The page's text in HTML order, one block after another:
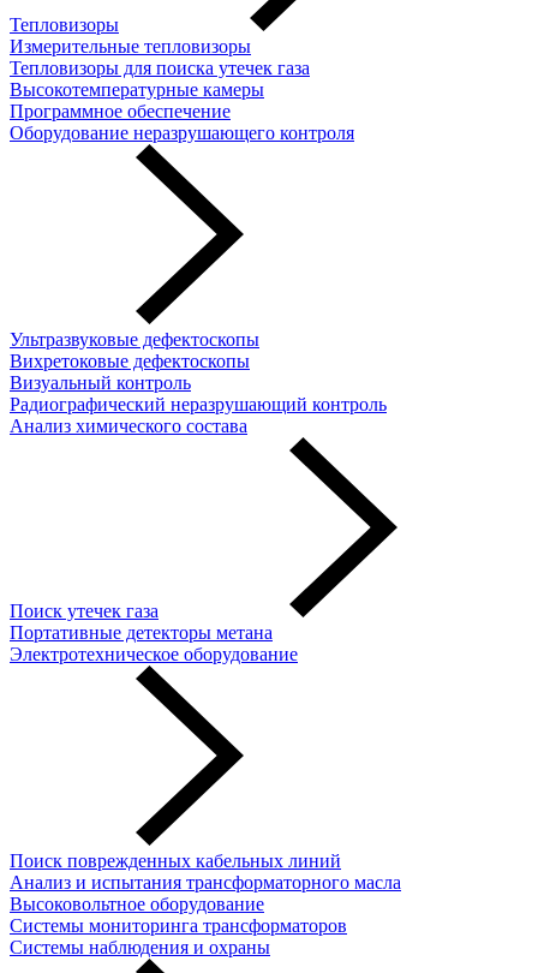
Тепловизоры
Измерительные тепловизоры
Тепловизоры для поиска утечек газа
Высокотемпературные камеры
Программное обеспечение
Оборудование неразрушающего контроля
Ультразвуковые дефектоскопы
Вихретоковые дефектоскопы
Визуальный контроль
Радиографический неразрушающий контроль
Анализ химического состава
Поиск утечек газа
Портативные детекторы метана
Электротехническое оборудование
Поиск поврежденных кабельных линий
Анализ и испытания трансформаторного масла
Высоковольтное оборудование
Системы мониторинга трансформаторов
Системы наблюдения и охраны